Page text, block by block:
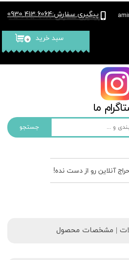
جستجو
پیگیری سفارش:
6064 413 0930
۰ سبد خرید
آنلاین رو از دست نده!
ما​​​​​​​
| مشخصات محصول